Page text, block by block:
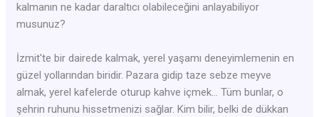
kalmanın ne kadar daraltıcı olabileceğini anlayabiliyor
musunuz?
İzmit'te bir dairede kalmak, yerel yaşamı deneyimlemenin en
güzel yollarından biridir. Pazara gidip taze sebze meyve
almak, yerel kafelerde oturup kahve içmek… Tüm bunlar, o
şehrin ruhunu hissetmenizi sağlar. Kim bilir, belki de dükkan